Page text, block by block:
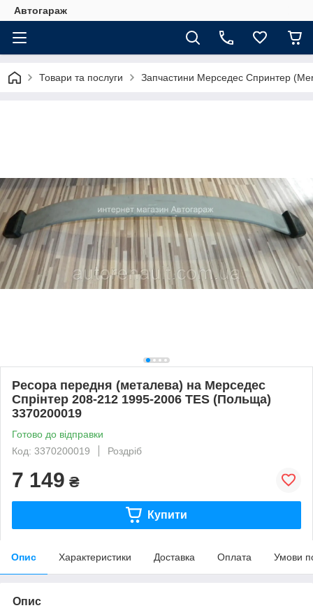
Автогараж
Товари та послуги Запчастини Мерседес Спринтер
Ресора передня (металева) на Мерседес
Спрінтер 208-212 1995-2006 TES (Польща)
3370200019
Готово до відправки
Код: 3370200019
Роздріб
7 149 ₴
Купити
Опис Характеристики Доставка Оплата Умови
Опис